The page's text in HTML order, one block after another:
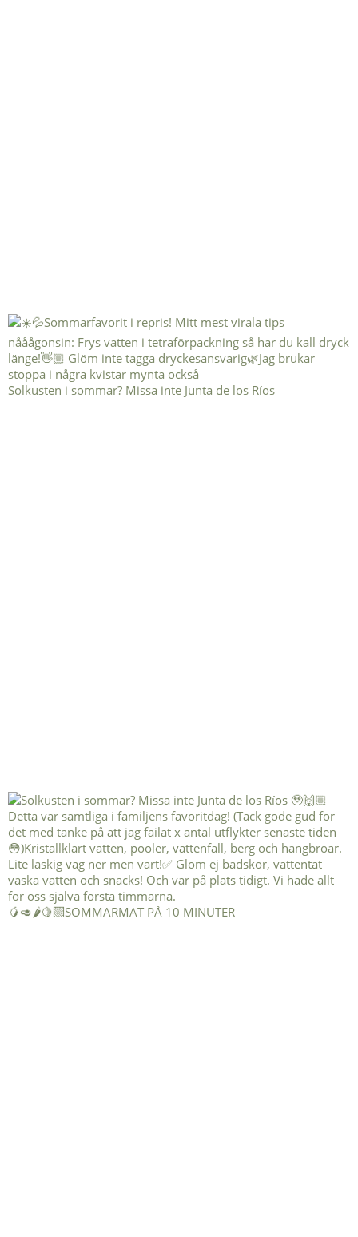
Solkusten i sommar? Missa inte Junta de los Ríos
🥭🥑🌶️🍋‍🟩SOMMARMAT PÅ 10 MINUTER